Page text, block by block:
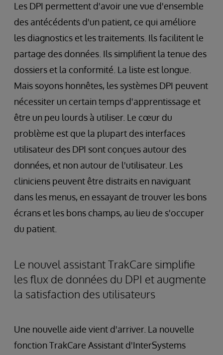
Les DPI permettent d'avoir une vue d'ensemble
des antécédents d'un patient, ce qui améliore
les diagnostics et les traitements. Ils facilitent le
partage des données. Ils simplifient la tenue des
dossiers et la conformité. La liste est longue.
Mais soyons honnêtes, les systèmes DPI peuvent
nécessiter un certain temps d'apprentissage et
être un peu lourds à utiliser. Le cœur du
problème est que la plupart des interfaces
utilisateur des DPI sont conçues autour des
données, et non autour de l'utilisateur. Les
cliniciens peuvent être distraits en naviguant
dans les menus, en essayant de trouver les bons
écrans et les bons champs, au lieu de s'occuper
du patient.
Le nouvel assistant TrakCare simplifie
les flux de données du DPI et augmente
la satisfaction des utilisateurs
Une nouvelle aide vient d'arriver. La nouvelle
fonction TrakCare Assistant d'InterSystems